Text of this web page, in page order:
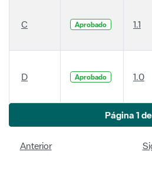
C Aprobado 1.1
D Aprobado 1.0
Página 1
Anterior